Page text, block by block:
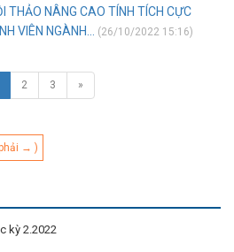
THẢO NÂNG CAO TÍNH TÍCH CỰC
VIÊN NGÀNH...
(26/10/2022 15:16)
2 3 »
→ )
kỳ 2.2022